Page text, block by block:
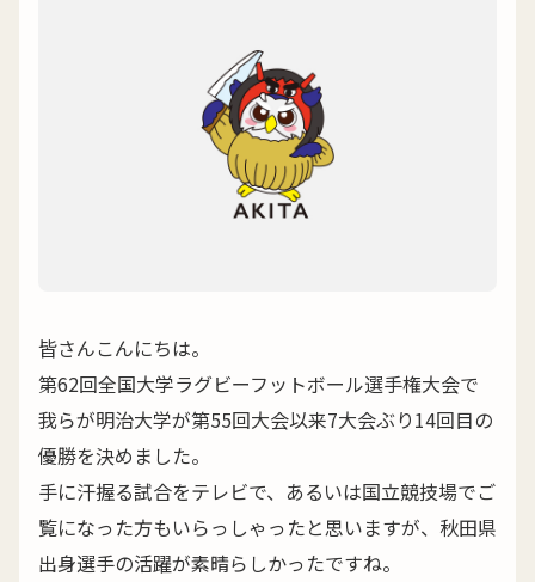
皆さんこんにちは。
第62回全国大学ラグビーフットボール選手権大会で
我らが明治大学が第55回大会以来7大会ぶり14回目の
優勝を決めました。
手に汗握る試合をテレビで、あるいは国立競技場でご
覧になった方もいらっしゃったと思いますが、秋田県
出身選手の活躍が素晴らしかったですね。